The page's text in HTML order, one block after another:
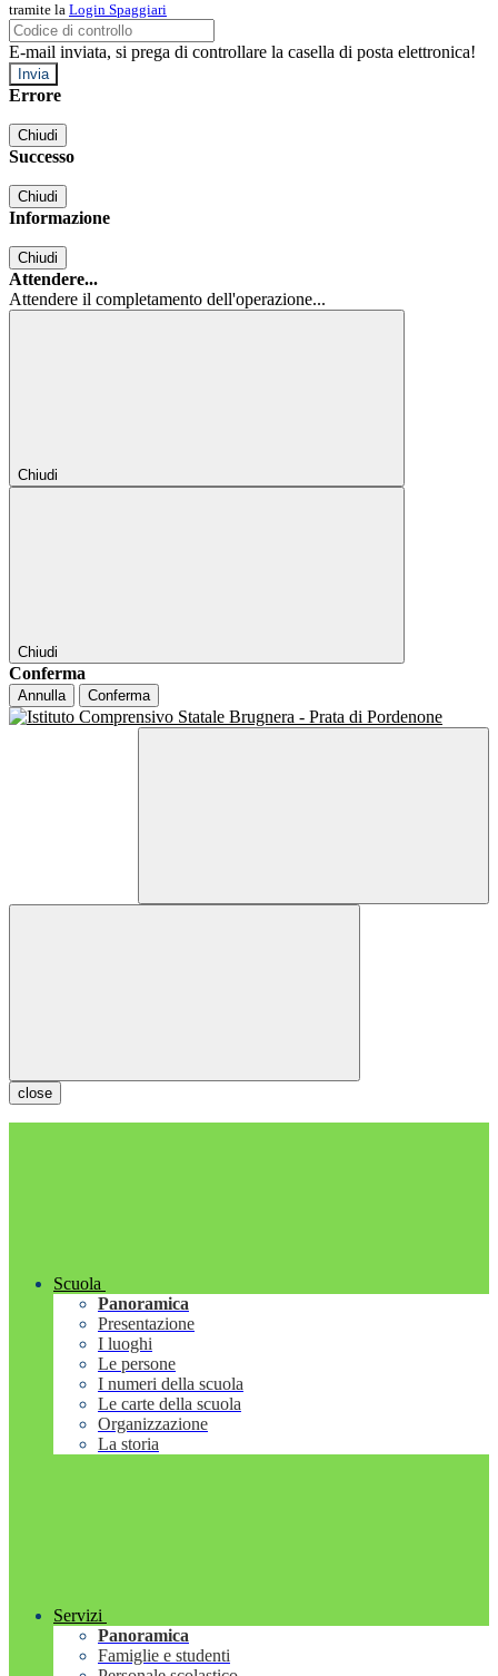
tramite la Login Spaggiari
E-mail inviata, si prega di controllare la casella di posta elettronica!
Errore
Chiudi
Successo
Chiudi
Informazione
Chiudi
Attendere...
Attendere il completamento dell'operazione...
Chiudi
Chiudi
Conferma
Annulla Conferma
close
Scuola
Panoramica
Presentazione
I luoghi
Le persone
I numeri della scuola
Le carte della scuola
Organizzazione
La storia
Servizi
Panoramica
Famiglie e studenti